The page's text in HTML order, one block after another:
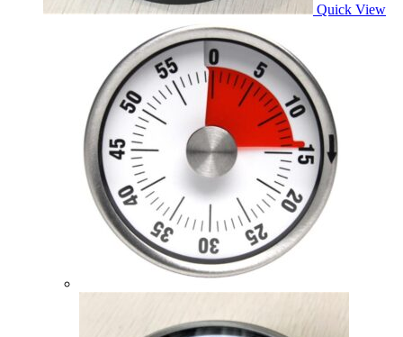
Quick View